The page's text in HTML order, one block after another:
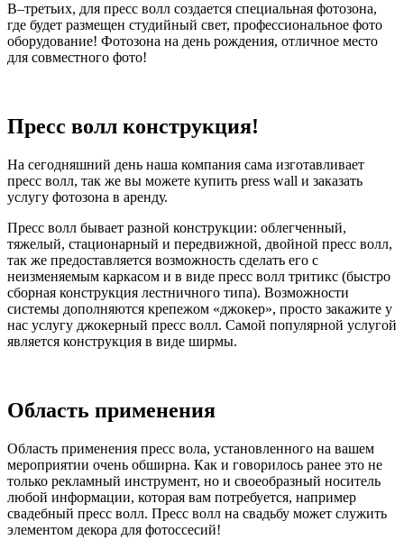
В–третьих, для пресс волл создается специальная фотозона,
где будет размещен студийный свет, профессиональное фото
оборудование! Фотозона на день рождения, отличное место
для совместного фото!
Пресс волл конструкция!
На сегодняшний день наша компания сама изготавливает
пресс волл, так же вы можете купить press wall и заказать
услугу фотозона в аренду.
Пресс волл бывает разной конструкции: облегченный,
тяжелый, стационарный и передвижной, двойной пресс волл,
так же предоставляется возможность сделать его с
неизменяемым каркасом и в виде пресс волл тритикс (быстро
сборная конструкция лестничного типа). Возможности
системы дополняются крепежом «джокер», просто закажите у
нас услугу джокерный пресс волл. Самой популярной услугой
является конструкция в виде ширмы.
Область применения
Область применения пресс вола, установленного на вашем
мероприятии очень обширна. Как и говорилось ранее это не
только рекламный инструмент, но и своеобразный носитель
любой информации, которая вам потребуется, например
свадебный пресс волл. Пресс волл на свадьбу может служить
элементом декора для фотоссесий!